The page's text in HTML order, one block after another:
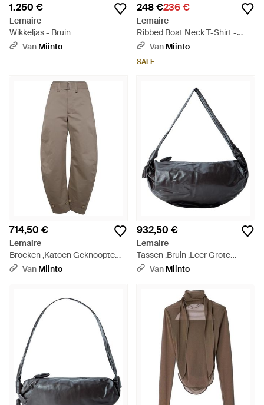
1.250 €
Lemaire
Wikkeljas - Bruin
Van Miinto
248 €236 €
Lemaire
Ribbed Boat Neck T-Shirt -
Zwart
Van Miinto
SALE
714,50 €
Lemaire
Broeken ,Katoen Geknoopte
Tapered Broek - Bruin
Van Miinto
932,50 €
Lemaire
Tassen ,Bruin ,Leer Grote
Zachte Croissant Tas - Zwart
Van Miinto